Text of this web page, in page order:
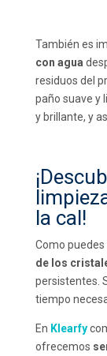
También es
con agua
residuos del
paño suave y
y brillante, y
la cal!
Como
de los
persistentes.
tiempo
En Klearfy
ofrecemos